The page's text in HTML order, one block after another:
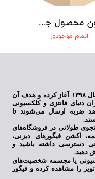
بدون محصول جهت نمایش
اتمام موجودی
فروشگاه اینترنتی نیکام تویز فعالیت خود را از سال ۱۳۹۸ آغاز کرده و هدف آن
دنیای فانتزی و کلکسیونی
ضربه ارسال می‌شوند تا
طولانی در فروشگاه‌های
اکشن فیگورهای دیزنی،
دسترسی داشته باشید و
دهید.
یا مجسمه شخصیت‌های
را مشاهده کرده و فیگور